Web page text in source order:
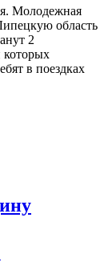
Молодежная
область
2
которых
в поездках